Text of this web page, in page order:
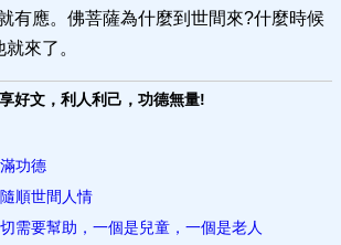
有應。佛菩薩為什麼到世間來?什麼時候
來了。
好文，利人利己，功德無量!
功德
順世間人情
需要幫助，一個是兒童，一個是老人